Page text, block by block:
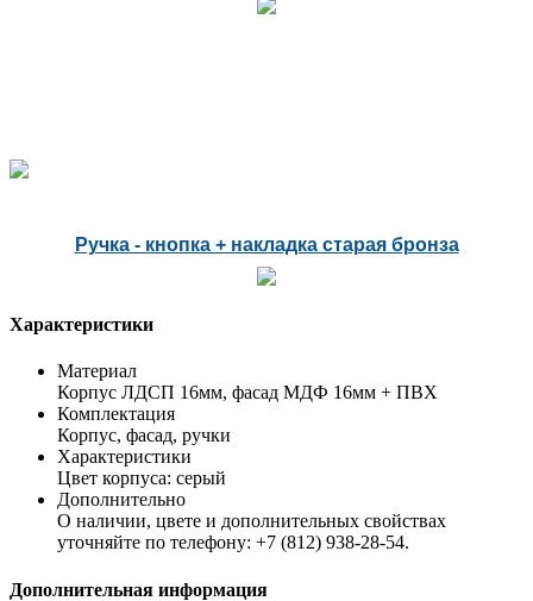
Ручка - кнопка + накладка старая бронза
Характеристики
Материал
Корпус ЛДСП 16мм, фасад МДФ 16мм + ПВХ
Комплектация
Корпус, фасад, ручки
Характеристики
Цвет корпуса: серый
Дополнительно
О наличии, цвете и дополнительных свойствах
уточняйте по телефону: +7 (812) 938-28-54.
Дополнительная информация